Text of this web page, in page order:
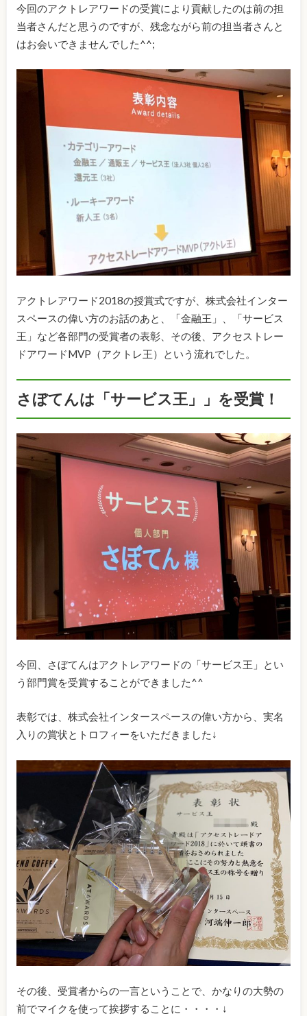
今回のアクトレアワードの受賞により貢献したのは前の担
当者さんだと思うのですが、残念ながら前の担当者さんと
はお会いできませんでした^^;
アクトレアワード2018の授賞式ですが、株式会社インター
スペースの偉い方のお話のあと、「金融王」、「サービス
王」など各部門の受賞者の表彰、その後、アクセストレー
ドアワードMVP（アクトレ王）という流れでした。
さぼてんは「サービス王」」を受賞！
今回、さぼてんはアクトレアワードの「サービス王」とい
う部門賞を受賞することができました^^
表彰では、株式会社インタースペースの偉い方から、実名
入りの賞状とトロフィーをいただきました↓
その後、受賞者からの一言ということで、かなりの大勢の
前でマイクを使って挨拶することに・・・・↓